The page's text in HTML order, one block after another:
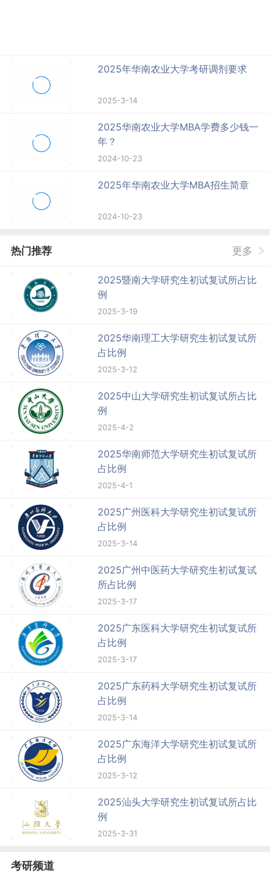
2025年华南农业大学考研调剂要求
2025-3-14
2025华南农业大学MBA学费多少钱一
年？
2024-10-23
2025年华南农业大学MBA招生简章
2024-10-23
热门推荐 更多
2025暨南大学研究生初试复试所占比
例
2025-3-19
2025华南理工大学研究生初试复试所
占比例
2025-3-12
2025中山大学研究生初试复试所占比
例
2025-4-2
2025华南师范大学研究生初试复试所
占比例
2025-4-1
2025广州医科大学研究生初试复试所
占比例
2025-3-14
2025广州中医药大学研究生初试复试
所占比例
2025-3-17
2025广东医科大学研究生初试复试所
占比例
2025-3-17
2025广东药科大学研究生初试复试所
占比例
2025-3-14
2025广东海洋大学研究生初试复试所
占比例
2025-3-12
2025汕头大学研究生初试复试所占比
例
2025-3-31
考研频道